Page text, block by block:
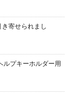
寄せられまし
ルプキーホルダー用